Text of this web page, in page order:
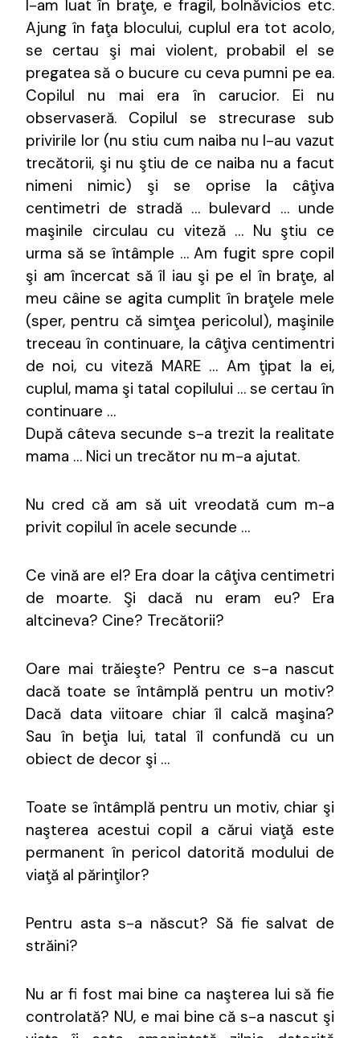
l-am luat în braţe, e fragil, bolnăvicios etc.
Ajung în faţa blocului, cuplul era tot acolo,
se certau şi mai violent, probabil el se
pregatea să o bucure cu ceva pumni pe ea.
Copilul nu mai era în carucior. Ei nu
observaseră. Copilul se strecurase sub
privirile lor (nu stiu cum naiba nu l-au vazut
trecătorii, şi nu ştiu de ce naiba nu a facut
nimeni nimic) şi se oprise la câţiva
centimetri de stradă … bulevard … unde
maşinile circulau cu viteză … Nu ştiu ce
urma să se întâmple … Am fugit spre copil
şi am încercat să îl iau şi pe el în braţe, al
meu câine se agita cumplit în braţele mele
(sper, pentru că simţea pericolul), maşinile
treceau în continuare, la câţiva centimentri
de noi, cu viteză MARE … Am ţipat la ei,
cuplul, mama şi tatal copilului … se certau în
continuare …
După câteva secunde s-a trezit la realitate
mama … Nici un trecător nu m-a ajutat.
Nu cred că am să uit vreodată cum m-a
privit copilul în acele secunde …
Ce vină are el? Era doar la câţiva centimetri
de moarte. Şi dacă nu eram eu? Era
altcineva? Cine? Trecătorii?
Oare mai trăieşte? Pentru ce s-a nascut
dacă toate se întâmplă pentru un motiv?
Dacă data viitoare chiar îl calcă maşina?
Sau în beţia lui, tatal îl confundă cu un
obiect de decor şi …
Toate se întâmplă pentru un motiv, chiar şi
naşterea acestui copil a cărui viaţă este
permanent în pericol datorită modului de
viaţă al părinţilor?
Pentru asta s-a născut? Să fie salvat de
străini?
Nu ar fi fost mai bine ca naşterea lui să fie
controlată? NU, e mai bine că s-a nascut şi